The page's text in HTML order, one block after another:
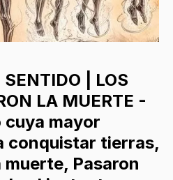
| LOS
LA MUERTE -
cuya mayor
conquistar tierras,
Pasaron